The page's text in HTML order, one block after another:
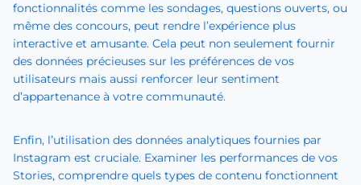
fonctionnalités comme les sondages, questions ouverts, ou
même des concours, peut rendre l’expérience plus
interactive et amusante. Cela peut non seulement fournir
des données précieuses sur les préférences de vos
utilisateurs mais aussi renforcer leur sentiment
d’appartenance à votre communauté.
Enfin, l’utilisation des données analytiques fournies par
Instagram est cruciale. Examiner les performances de vos
Stories, comprendre quels types de contenu fonctionnent